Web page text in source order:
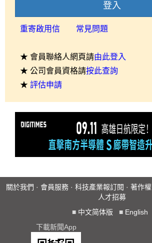
登入
重寄啟用信 常見問題
★ 會員聯絡人網頁請由此登入
★ 公司會員資格請按此查詢
★ 評估申請
關於我們 · 會員服務 · 科技產業報訂閱 · 著作權
人才招募
■ 中文简体版 ■ English
下載新聞App